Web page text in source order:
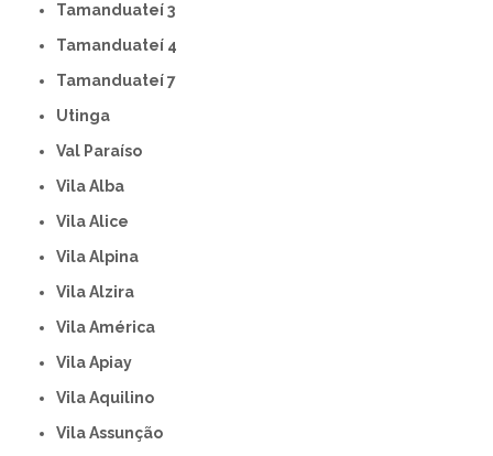
Tamanduateí 3
Tamanduateí 4
Tamanduateí 7
Utinga
Val Paraíso
Vila Alba
Vila Alice
Vila Alpina
Vila Alzira
Vila América
Vila Apiay
Vila Aquilino
Vila Assunção